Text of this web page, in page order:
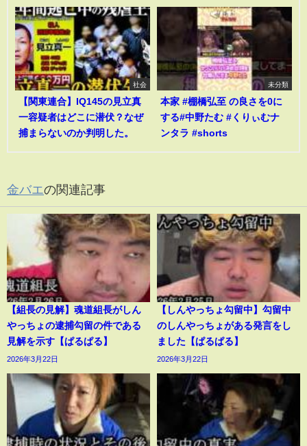
社会
【関東連合】IQ145の見立真
一容疑者はどこに潜伏？なぜ
捕まらないのか判明した。
未分類
本家 #棚橋弘至 の良さを0に
する#中野たむ #くりぃむナ
ンタラ #shorts
金バエの関連記事
【組長の見解】魂道組長がしん
やっちょの逮捕勾留の件である
見解を示す【ぱるぱる】
2026年3月22日
【しんやっちょ勾留中】勾留中
のしんやっちょがある発言をし
ました【ぱるぱる】
2026年3月22日